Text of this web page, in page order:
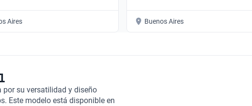
Aires Buenos Aires
por su versatilidad y diseño
Este modelo está disponible en